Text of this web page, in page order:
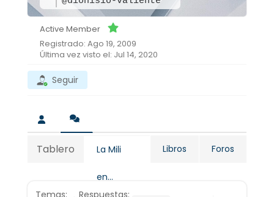
Active Member
Registrado: Ago 19, 2009
Última vez visto el: Jul 14, 2020
Seguir
Tablero La Mili
en...
Libros Foros
Temas:
Respuestas: